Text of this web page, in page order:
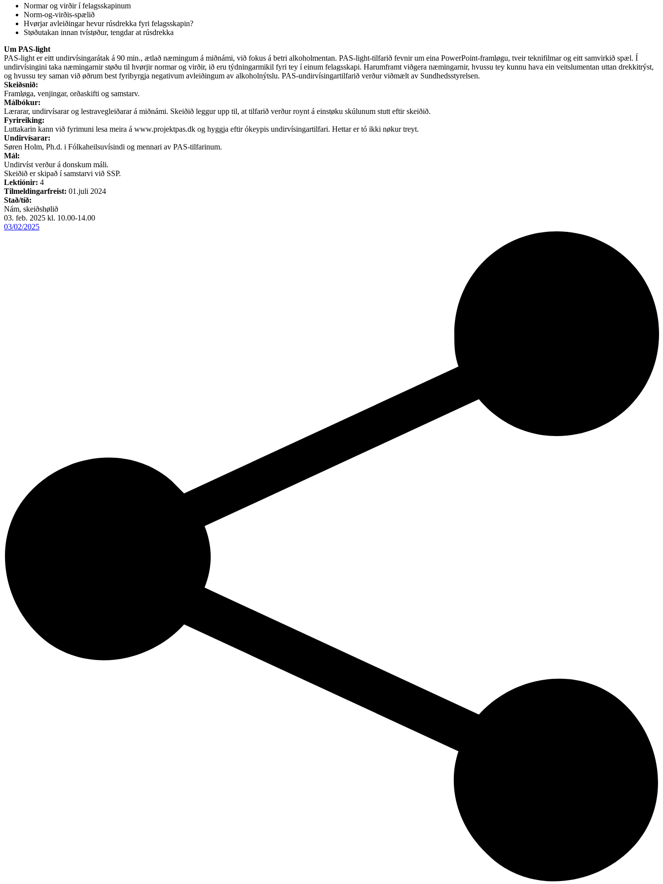
Normar og virðir í felagsskapinum
Norm-og-virðis-spælið
Hvørjar avleiðingar hevur rúsdrekka fyri felagsskapin?
Støðutakan innan tvístøður, tengdar at rúsdrekka
Um PAS-light
PAS-light er eitt undirvísingarátak á 90 min., ætlað næmingum á miðnámi, við fokus á betri alkoholmentan. PAS-light-tilfarið fevnir um eina PowerPoint-framløgu, tveir teknifilmar og eitt samvirkið spæl. Í
undirvísingini taka næmingarnir støðu til hvørjir normar og virðir, ið eru týdningarmikil fyri tey í einum felagsskapi. Harumframt viðgera næmingarnir, hvussu tey kunnu hava ein veitslumentan uttan drekkitrýst,
og hvussu tey saman við øðrum best fyribyrgja negativum avleiðingum av alkoholnýtslu. PAS-undirvísingartilfarið verður viðmælt av Sundhedsstyrelsen.
Skeiðsnið:
Framløga, venjingar, orðaskifti og samstarv.
Málbókur:
Lærarar, undirvísarar og lestravegleiðarar á miðnámi. Skeiðið leggur upp til, at tilfarið verður roynt á einstøku skúlunum stutt eftir skeiðið.
Fyrireiking:
Luttakarin kann við fyrimuni lesa meira á www.projektpas.dk og hyggja eftir ókeypis undirvísingartilfari. Hettar er tó ikki nøkur treyt.
Undirvísarar:
Søren Holm, Ph.d. i Fólkaheilsuvísindi og mennari av PAS-tilfarinum.
Mál:
Undirvíst verður á donskum máli.
Skeiðið er skipað í samstarvi við SSP.
Lektiónir: 4
Tilmeldingarfreist: 01.juli 2024
Stað/tíð:
Nám, skeiðshølið
03. feb. 2025 kl. 10.00-14.00
03/02/2025